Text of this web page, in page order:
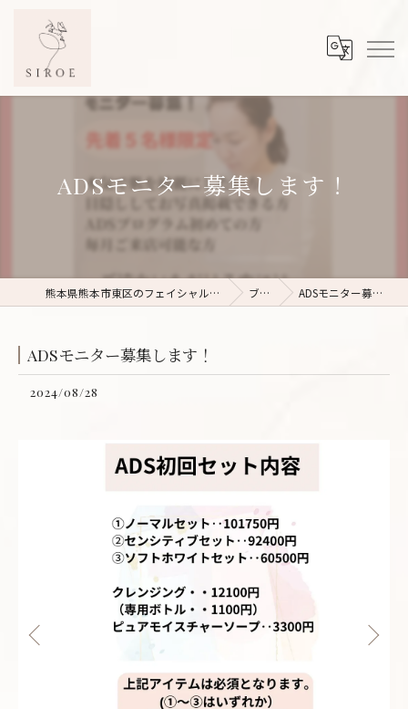
ADSモニター募集します！
熊本県熊本市東区のフェイシャルエステならSIROE ブログ ADSモニター募集します！
ADSモニター募集します！
2024/08/28